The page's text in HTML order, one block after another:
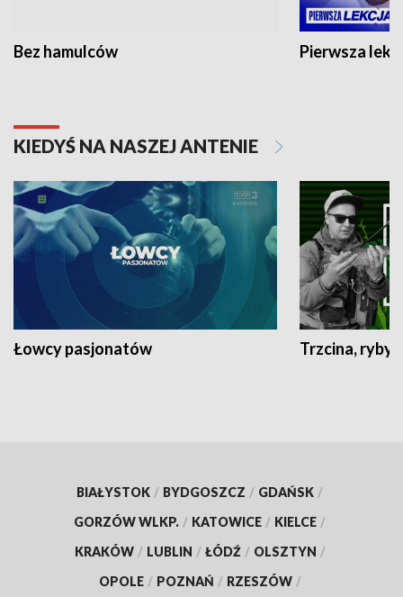
Bez hamulców Pierwsza
KIEDYŚ NA NASZEJ ANTENIE
Łowcy pasjonatów Trzcina, ryby
BIAŁYSTOK / BYDGOSZCZ / GDAŃSK /
GORZÓW WLKP. / KATOWICE / KIELCE /
KRAKÓW / LUBLIN / ŁÓDŹ / OLSZTYN /
OPOLE / POZNAŃ / RZESZÓW /